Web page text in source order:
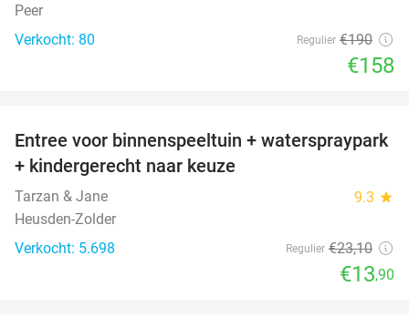
Peer
Verkocht: 80
Regulier €190
€158
40%
Entree voor binnenspeeltuin + waterspraypark
+ kindergerecht naar keuze
Tarzan & Jane 9.3 star
Heusden-Zolder
Verkocht: 5.698
Regulier €23,10
€13,90